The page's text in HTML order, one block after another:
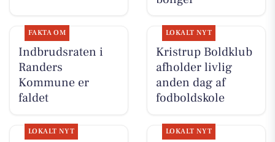
FAKTA OM
Indbrudsraten i
Randers
Kommune er
faldet
LOKALT NYT
Kristrup Boldklub
afholder livlig
anden dag af
fodboldskole
LOKALT NYT LOKALT NYT